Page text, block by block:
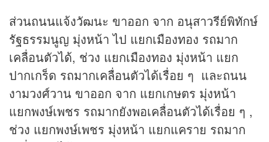
ส่วนถนนแจ้งวัฒนะ ขาออก จาก อนุสาวรีย์พิทักษ์
รัฐธรรมนูญ มุ่งหน้า ไป แยกเมืองทอง รถมาก
เคลื่อนตัวได้, ช่วง แยกเมืองทอง มุ่งหน้า แยก
ปากเกร็ด รถมากเคลื่อนตัวได้เรื่อย ๆ และถนน
งามวงศ์วาน ขาออก จาก แยกเกษตร มุ่งหน้า
แยกพงษ์เพชร รถมากยังพอเคลื่อนตัวได้เรื่อย ๆ ,
ช่วง แยกพงษ์เพชร มุ่งหน้า แยกแคราย รถมาก